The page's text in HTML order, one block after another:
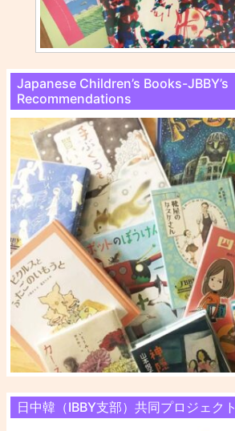
Japanese Children’s Books-JBBY’s
Recommendations
日中韓（IBBY支部）共同プロジェクト